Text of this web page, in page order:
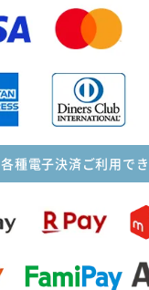
各種電子決済ご利用で